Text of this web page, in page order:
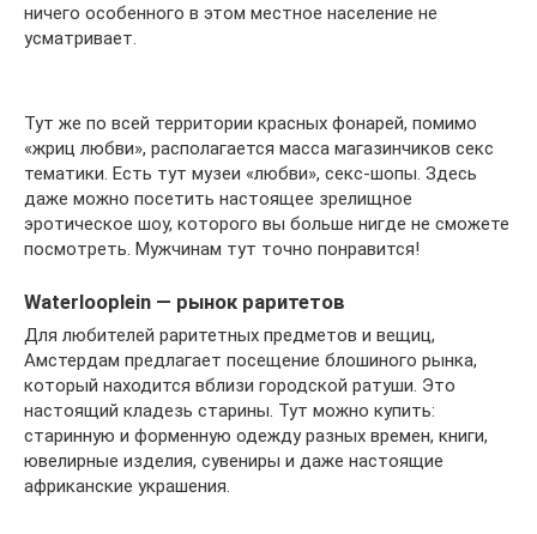
ничего особенного в этом местное население не
усматривает.
Тут же по всей территории красных фонарей, помимо
«жриц любви», располагается масса магазинчиков секс
тематики. Есть тут музеи «любви», секс-шопы. Здесь
даже можно посетить настоящее зрелищное
эротическое шоу, которого вы больше нигде не сможете
посмотреть. Мужчинам тут точно понравится!
Waterlooplein — рынок раритетов
Для любителей раритетных предметов и вещиц,
Амстердам предлагает посещение блошиного рынка,
который находится вблизи городской ратуши. Это
настоящий кладезь старины. Тут можно купить:
старинную и форменную одежду разных времен, книги,
ювелирные изделия, сувениры и даже настоящие
африканские украшения.